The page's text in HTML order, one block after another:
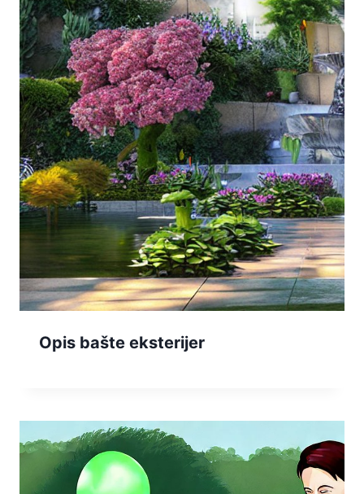
Opis bašte eksterijer